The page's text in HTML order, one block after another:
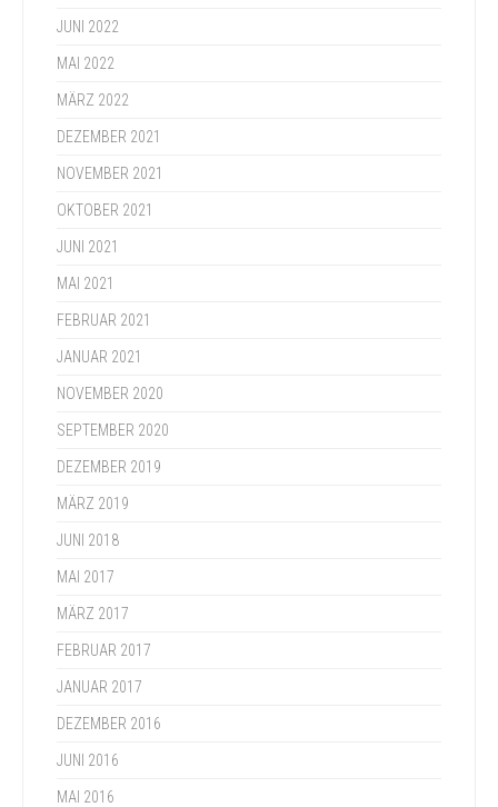
JUNI 2022
MAI 2022
MÄRZ 2022
DEZEMBER 2021
NOVEMBER 2021
OKTOBER 2021
JUNI 2021
MAI 2021
FEBRUAR 2021
JANUAR 2021
NOVEMBER 2020
SEPTEMBER 2020
DEZEMBER 2019
MÄRZ 2019
JUNI 2018
MAI 2017
MÄRZ 2017
FEBRUAR 2017
JANUAR 2017
DEZEMBER 2016
JUNI 2016
MAI 2016